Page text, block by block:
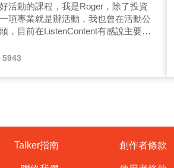
收聽理由是關鍵。 (二)市場獨特
的節目，我們就會來跟你聊一聊，如
引聽眾固定收聽？請一定要點選旁邊
是需要一個時間性的，大家可以參考
活動的課程，我是Roger，除了投資
項專業就是辦活動，我也曾在活動公
，目前在ListenContent有感說主要負
聚餐、生日party，相信大家多少都有
！你也想要辦活動卻又沒有經驗嗎？
來跟我求救，慘了！公司的中秋員工
5943
Talker指南 創作者條款